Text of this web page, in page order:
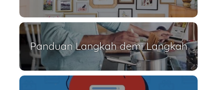
Panduan Langkah demi Langkah